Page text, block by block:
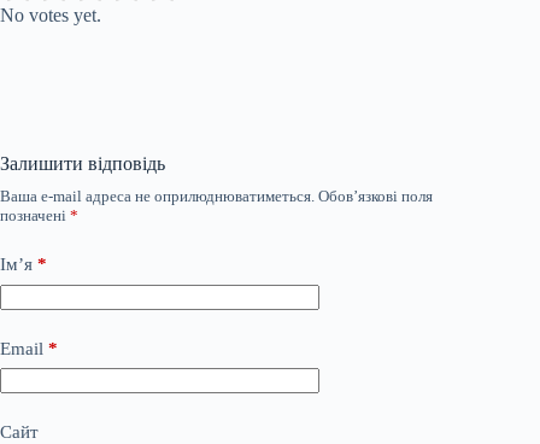
No votes yet.
Залишити відповідь
Ваша e-mail адреса не оприлюднюватиметься. Обов’язкові поля
позначені *
Ім’я *
Email *
Сайт